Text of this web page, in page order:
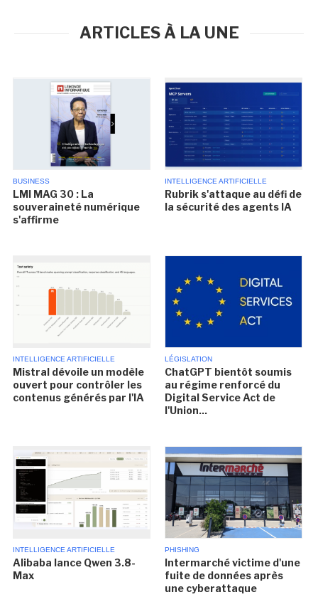
ARTICLES À LA UNE
BUSINESS
LMI MAG 30 : La
souveraineté numérique
s'affirme
INTELLIGENCE ARTIFICIELLE
Rubrik s'attaque au défi de
la sécurité des agents IA
INTELLIGENCE ARTIFICIELLE
Mistral dévoile un modèle
ouvert pour contrôler les
contenus générés par l'IA
LÉGISLATION
ChatGPT bientôt soumis
au régime renforcé du
Digital Service Act de
l'Union...
INTELLIGENCE ARTIFICIELLE
Alibaba lance Qwen 3.8-
Max
PHISHING
Intermarché victime d'une
fuite de données après
une cyberattaque